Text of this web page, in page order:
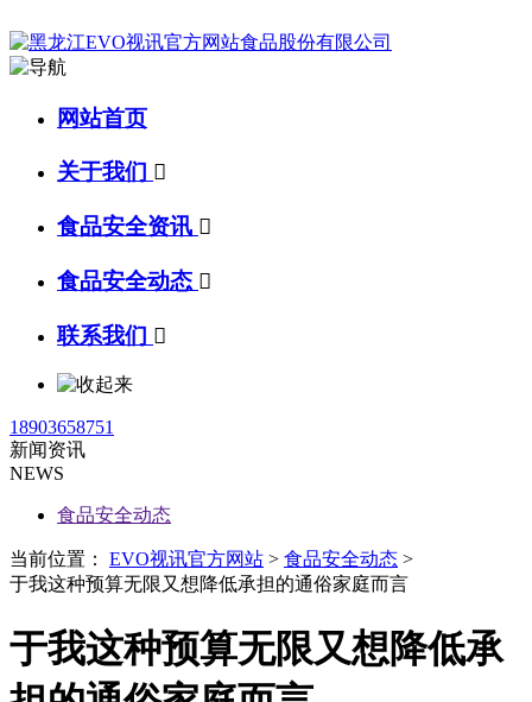
网站首页
关于我们 
食品安全资讯 
食品安全动态 
联系我们 
18903658751
新闻资讯
NEWS
食品安全动态
当前位置： EVO视讯官方网站 > 食品安全动态 >
于我这种预算无限又想降低承担的通俗家庭而言
于我这种预算无限又想降低承